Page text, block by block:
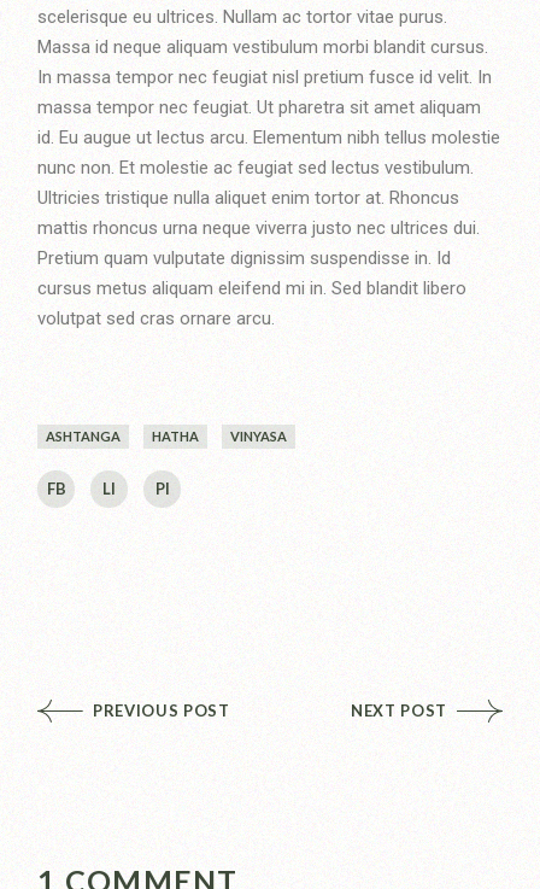
scelerisque eu ultrices. Nullam ac tortor vitae purus.
Massa id neque aliquam vestibulum morbi blandit cursus.
In massa tempor nec feugiat nisl pretium fusce id velit. In
massa tempor nec feugiat. Ut pharetra sit amet aliquam
id. Eu augue ut lectus arcu. Elementum nibh tellus molestie
nunc non. Et molestie ac feugiat sed lectus vestibulum.
Ultricies tristique nulla aliquet enim tortor at. Rhoncus
mattis rhoncus urna neque viverra justo nec ultrices dui.
Pretium quam vulputate dignissim suspendisse in. Id
cursus metus aliquam eleifend mi in. Sed blandit libero
volutpat sed cras ornare arcu.
ASHTANGA HATHA VINYASA
FB LI PI
PREVIOUS POST NEXT POST
1 COMMENT